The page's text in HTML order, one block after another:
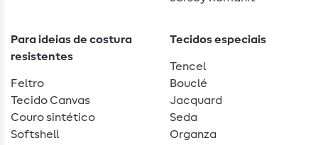
Para ideias de costura
resistentes
Feltro
Tecido Canvas
Couro sintético
Softshell
Tecidos especiais
Tencel
Bouclé
Jacquard
Seda
Organza